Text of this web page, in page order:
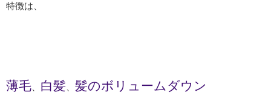
特徴は、
薄毛 白髪 髪のボリュームダウン